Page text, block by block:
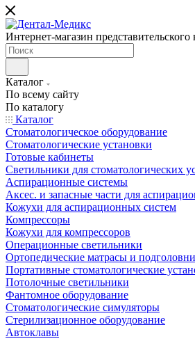
Интернет-магазин представительского
Каталог
По всему сайту
По каталогу
Каталог
Стоматологическое оборудование
Стоматологические установки
Готовые кабинеты
Светильники для стоматологических
Аспирационные системы
Аксес. и запасные части для
Кожухи для аспирационных систем
Компрессоры
Кожухи для компрессоров
Операционные светильники
Ортопедические матрасы и
Портативные стоматологические
Потолочные светильники
Фантомное оборудование
Стоматологические симуляторы
Стерилизационное оборудование
Автоклавы